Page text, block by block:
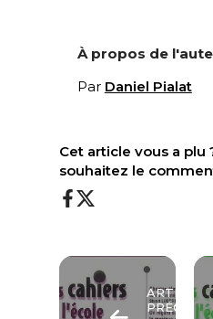
À propos de
Par Daniel Pialat
Cet article vous a plu
souhaitez le
ARTICLE